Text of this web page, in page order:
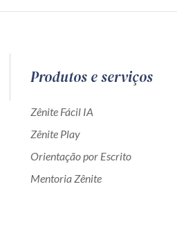
Produtos e serviços
Zênite Fácil IA
Zênite Play
Orientação por Escrito
Mentoria Zênite